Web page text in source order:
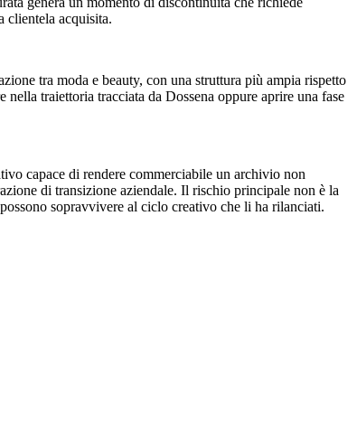
clientela acquisita.
tra moda e beauty, con una struttura più ampia rispetto
traiettoria tracciata da Dossena oppure aprire una fase
capace di rendere commerciabile un archivio non
di transizione aziendale. Il rischio principale non è la
sopravvivere al ciclo creativo che li ha rilanciati.